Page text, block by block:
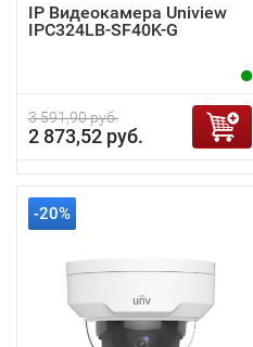
IP Видеокамера Uniview
IPC324LB-SF40K-G
3 591,90 руб.
2 873,52 руб.
-20%